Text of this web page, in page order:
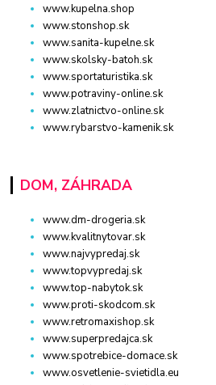
www.kupelna.shop
www.stonshop.sk
www.sanita-kupelne.sk
www.skolsky-batoh.sk
www.sportaturistika.sk
www.potraviny-online.sk
www.zlatnictvo-online.sk
www.rybarstvo-kamenik.sk
DOM, ZÁHRADA
www.dm-drogeria.sk
www.kvalitnytovar.sk
www.najvypredaj.sk
www.topvypredaj.sk
www.top-nabytok.sk
www.proti-skodcom.sk
www.retromaxishop.sk
www.superpredajca.sk
www.spotrebice-domace.sk
www.osvetlenie-svietidla.eu